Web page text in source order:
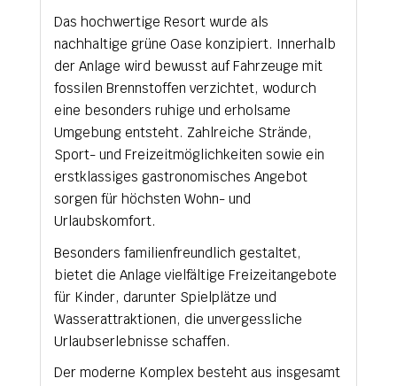
Das hochwertige Resort wurde als
nachhaltige grüne Oase konzipiert. Innerhalb
der Anlage wird bewusst auf Fahrzeuge mit
fossilen Brennstoffen verzichtet, wodurch
eine besonders ruhige und erholsame
Umgebung entsteht. Zahlreiche Strände,
Sport- und Freizeitmöglichkeiten sowie ein
erstklassiges gastronomisches Angebot
sorgen für höchsten Wohn- und
Urlaubskomfort.
Besonders familienfreundlich gestaltet,
bietet die Anlage vielfältige Freizeitangebote
für Kinder, darunter Spielplätze und
Wasserattraktionen, die unvergessliche
Urlaubserlebnisse schaffen.
Der moderne Komplex besteht aus insgesamt